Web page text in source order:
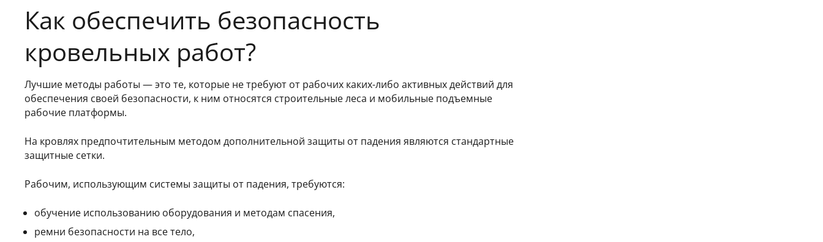
Как обеспечить безопасность
кровельных работ?
Лучшие методы работы — это те, которые не требуют от рабочих каких-либо активных действий для
обеспечения своей безопасности, к ним относятся строительные леса и мобильные подъемные
рабочие платформы.
На кровлях предпочтительным методом дополнительной защиты от падения являются стандартные
защитные сетки.
Рабочим, использующим системы защиты от падения, требуются:
обучение использованию оборудования и методам спасения,
ремни безопасности на все тело,